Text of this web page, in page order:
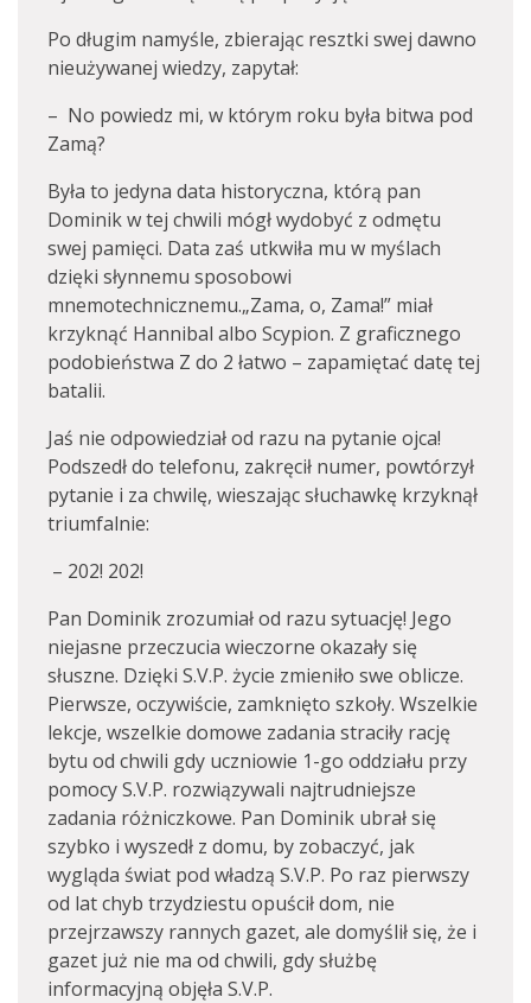
Po długim namyśle, zbierając resztki swej dawno
nieużywanej wiedzy, zapytał:
– No powiedz mi, w którym roku była bitwa pod
Zamą?
Była to jedyna data historyczna, którą pan
Dominik w tej chwili mógł wydobyć z odmętu
swej pamięci. Data zaś utkwiła mu w myślach
dzięki słynnemu sposobowi
mnemotechnicznemu.„Zama, o, Zama!” miał
krzyknąć Hannibal albo Scypion. Z graficznego
podobieństwa Z do 2 łatwo – zapamiętać datę tej
batalii.
Jaś nie odpowiedział od razu na pytanie ojca!
Podszedł do telefonu, zakręcił numer, powtórzył
pytanie i za chwilę, wieszając słuchawkę krzyknął
triumfalnie:
– 202! 202!
Pan Dominik zrozumiał od razu sytuację! Jego
niejasne przeczucia wieczorne okazały się
słuszne. Dzięki S.V.P. życie zmieniło swe oblicze.
Pierwsze, oczywiście, zamknięto szkoły. Wszelkie
lekcje, wszelkie domowe zadania straciły rację
bytu od chwili gdy uczniowie 1-go oddziału przy
pomocy S.V.P. rozwiązywali najtrudniejsze
zadania różniczkowe. Pan Dominik ubrał się
szybko i wyszedł z domu, by zobaczyć, jak
wygląda świat pod władzą S.V.P. Po raz pierwszy
od lat chyb trzydziestu opuścił dom, nie
przejrzawszy rannych gazet, ale domyślił się, że i
gazet już nie ma od chwili, gdy służbę
informacyjną objęła S.V.P.